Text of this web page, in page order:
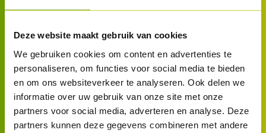
Deze website maakt gebruik van cookies
We gebruiken cookies om content en advertenties te
personaliseren, om functies voor social media te bieden
en om ons websiteverkeer te analyseren. Ook delen we
informatie over uw gebruik van onze site met onze
partners voor social media, adverteren en analyse. Deze
partners kunnen deze gegevens combineren met andere